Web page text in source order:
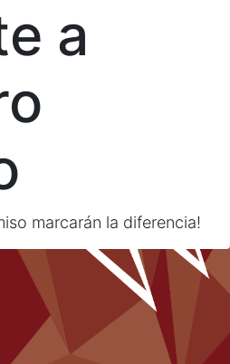
a
marcarán la diferencia!